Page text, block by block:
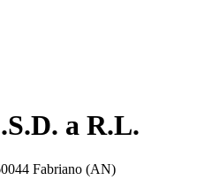
a R.L.
Fabriano (AN)